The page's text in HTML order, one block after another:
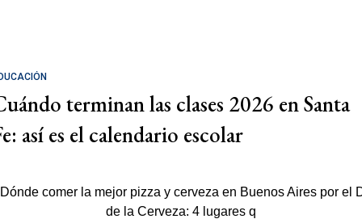
terminan las clases 2026 en Santa
así es el calendario escolar